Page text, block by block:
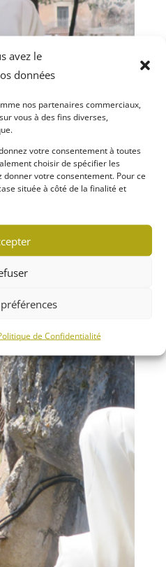
avez le
données
nos partenaires commerciaux,
vous à des fins diverses,
votre consentement à toutes
choisir de spécifier les
votre consentement. Pour ce
située à côté de la finalité et
de Confidentialité